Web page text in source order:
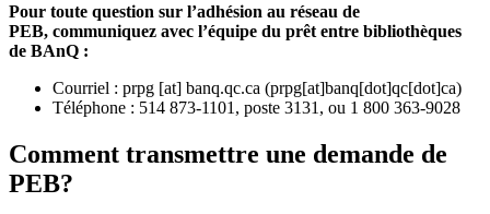
Pour toute question sur l’adhésion au réseau de
PEB, communiquez avec l’équipe du prêt entre bibliothèques
de BAnQ :
Courriel : prpg [at] banq.qc.ca (prpg[at]banq[dot]qc[dot]ca)
Téléphone : 514 873-1101, poste 3131, ou 1 800 363-9028
Comment transmettre une demande de
PEB?